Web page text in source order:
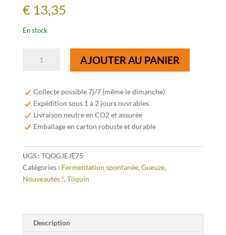
€13,35
En stock
Oude
Gueuze
Tilquin
Cuvée
Jean
75cl
AJOUTER AU PANIER
Collecte possible 7j/7 (même le dimanche)
Expédition sous 1 à 2 jours ouvrables
Livraison neutre en CO2 et assurée
Emballage en carton robuste et durable
UGS : TQOGJEJE75
Catégories : Fermentation spontanée,Gueuze,
Nouveautés !,Tilquin
Description